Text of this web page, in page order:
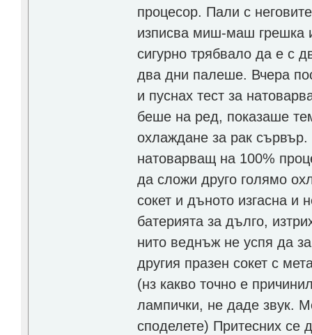
процесор. Пали с
изписва миш-маш грешка
сигурно трябвало да е с
два дни палеше. Вчера
и пуснах тест за
беше на ред, показаше
охлаждане за рак
натоварващ на 100%
да сложи друго голямо
сокет и дъното изгасна и
батерията за дълго,
нито веднъж не успя да
другия празен сокет с
(нз какво точно е
лампички, не даде звук.
споделете) Притесних се